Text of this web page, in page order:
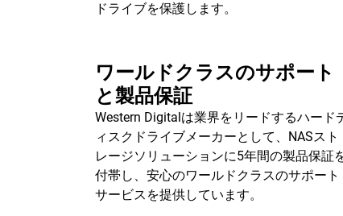
ドライブを保護します。
ワールドクラスのサポート
と製品保証
Western Digitalは業界をリードするハード
ィスクドライブメーカーとして、NASスト
レージソリューションに5年間の製品保証
付帯し、安心のワールドクラスのサポート
サービスを提供しています。